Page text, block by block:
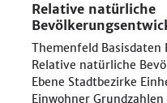
Relative natürliche
Themenfeld Basisdaten
Relative natürliche
Ebene Stadtbezirke
Einwohner Grundzahlen